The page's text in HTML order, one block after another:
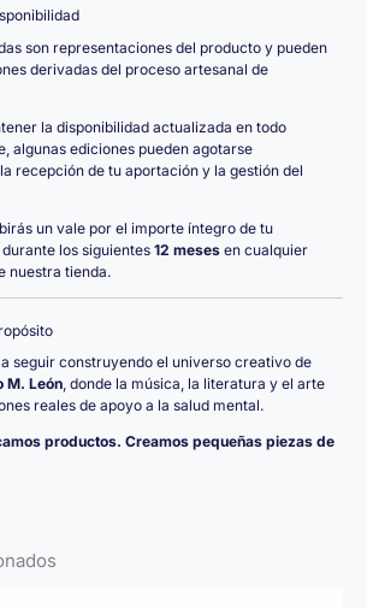
son representaciones del producto y pueden
derivadas del proceso artesanal de
la disponibilidad actualizada en todo
algunas ediciones pueden agotarse
recepción de tu aportación y la gestión del
un vale por el importe íntegro de tu
los siguientes 12 meses en cualquier
nuestra tienda.
seguir construyendo el universo creativo de
M. León, donde la música, la literatura y el arte
reales de apoyo a la salud mental.
productos. Creamos pequeñas piezas de